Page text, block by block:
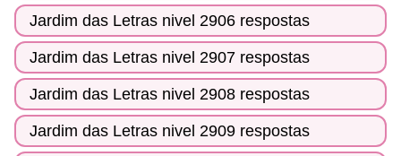
Jardim das Letras nivel 2906 respostas
Jardim das Letras nivel 2907 respostas
Jardim das Letras nivel 2908 respostas
Jardim das Letras nivel 2909 respostas